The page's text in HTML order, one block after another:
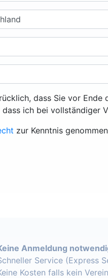
dass Sie vor
ich bei vollständiger
zur Kenntnis genommen
Anmeldung
Service (Express
Kosten falls kein